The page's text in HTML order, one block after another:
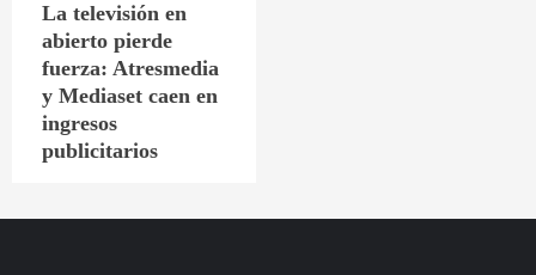
La televisión en
abierto pierde
fuerza: Atresmedia
y Mediaset caen en
ingresos
publicitarios